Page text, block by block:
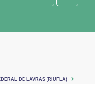
DE LAVRAS (RIUFLA)